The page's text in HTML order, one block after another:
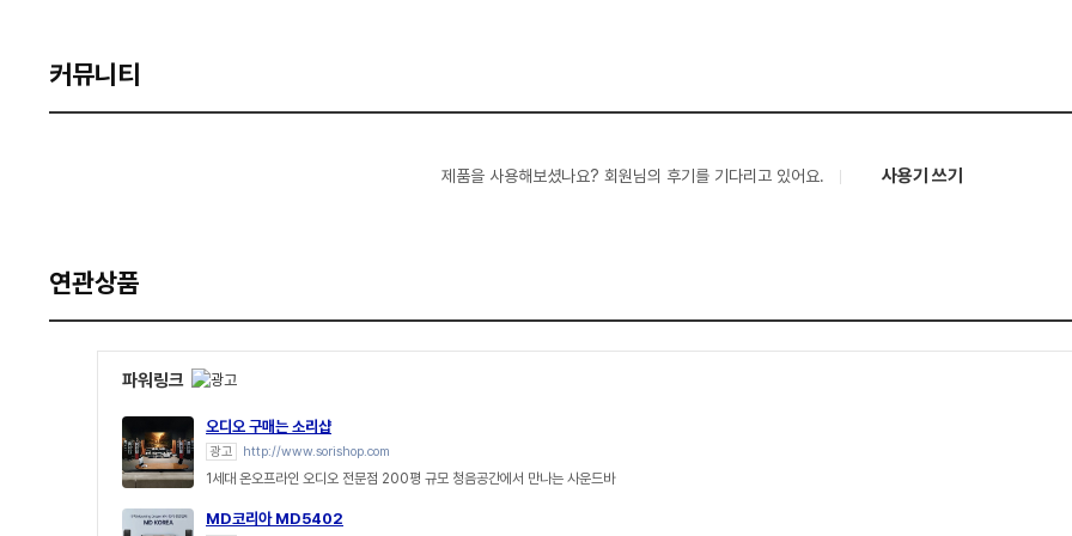
커뮤니티
제품을 사용해보셨나요? 회원님의 후기를 기다리고 있어요. 사용기 쓰기
연관상품
파워링크
오디오 구매는 소리샵
광고 http://www.sorishop.com
1세대 온오프라인 오디오 전문점 200평 규모 청음공간에서 만나는 사운드바
MD코리아 MD5402